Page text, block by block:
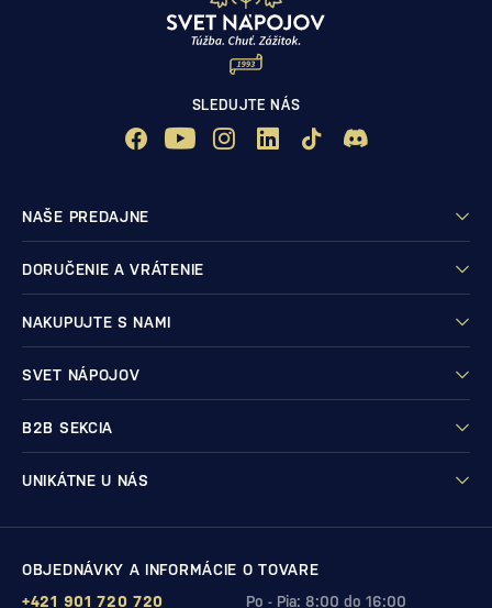
SLEDUJTE NÁS
NAŠE PREDAJNE
DORUČENIE A VRÁTENIE
NAKUPUJTE S NAMI
SVET NÁPOJOV
B2B SEKCIA
UNIKÁTNE U NÁS
OBJEDNÁVKY A INFORMÁCIE O TOVARE
Po - Pia: 8:00 do 16:00
+421 901 720 720